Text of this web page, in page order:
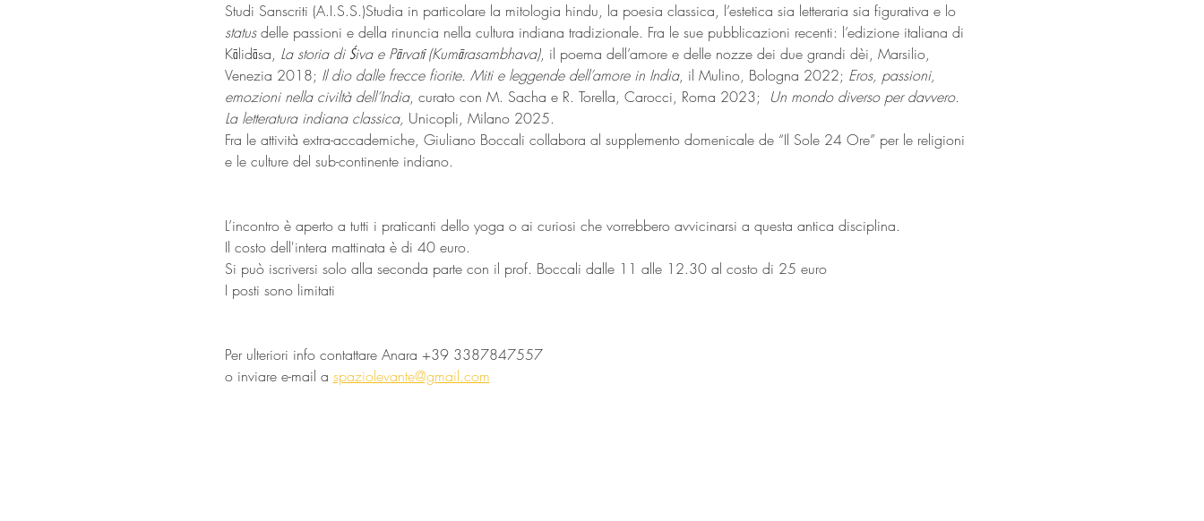
Studi Sanscriti (A.I.S.S.)Studia in particolare la mitologia hindu, la poesia classica, l’estetica sia letteraria sia figurativa e lo
status delle passioni e della rinuncia nella cultura indiana tradizionale. Fra le sue pubblicazioni recenti: l’edizione italiana di
Kālidāsa, La storia di Śiva e Pārvatī (Kumārasambhava), il poema dell’amore e delle nozze dei due grandi dèi, Marsilio,
Venezia 2018; Il dio dalle frecce fiorite. Miti e leggende dell’amore in India, il Mulino, Bologna 2022; Eros, passioni,
emozioni nella civiltà dell’India, curato con M. Sacha e R. Torella, Carocci, Roma 2023; Un mondo diverso per davvero.
La letteratura indiana classica, Unicopli, Milano 2025.
Fra le attività extra-accademiche, Giuliano Boccali collabora al supplemento domenicale de “Il Sole 24 Ore” per le religioni
e le culture del sub-continente indiano.
L’incontro è aperto a tutti i praticanti dello yoga o ai curiosi che vorrebbero avvicinarsi a questa antica disciplina.
Il costo dell'intera mattinata è di 40 euro.
Si può iscriversi solo alla seconda parte con il prof. Boccali dalle 11 alle 12.30 al costo di 25 euro
I posti sono limitati
Per ulteriori info contattare Anara +39 3387847557
o inviare e-mail a spaziolevante@gmail.com